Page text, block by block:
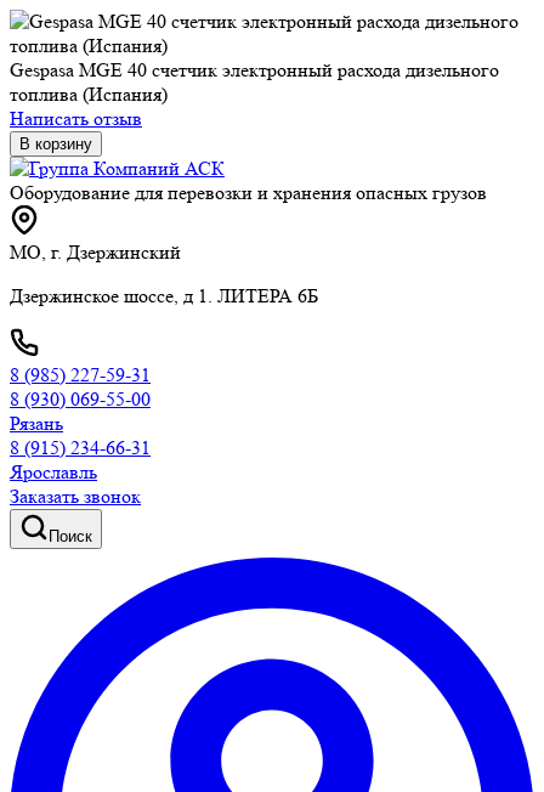
Gespasa MGE 40 счетчик электронный расхода дизельного
топлива (Испания)
Написать отзыв
В корзину
Оборудование для перевозки и хранения опасных грузов
МО, г. Дзержинский
Дзержинское шоссе, д 1. ЛИТЕРА 6Б
8 (985) 227-59-31
8 (930) 069-55-00
Рязань
8 (915) 234-66-31
Ярославль
Заказать звонок
Поиск